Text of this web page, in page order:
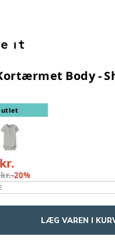
Body -
kr.-20%
LÆG VAREN I